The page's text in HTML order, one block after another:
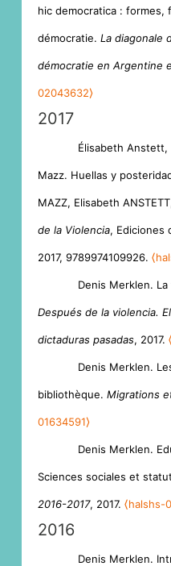
hic democratica : formes,
démocratie. La diagonale
démocratie en Argentine
02043632⟩
2017
Élisabeth
Mazz. Huellas y
MAZZ, Elisabeth
de la Violencia, Ediciones
2017, 9789974109926.
Denis Merklen.
Después de la violencia.
dictaduras pasadas, 2017.
Denis Merklen.
bibliothèque. Migrations
01634591⟩
Denis Merklen.
Sciences sociales et
2016-2017, 2017. ⟨halshs-
2016
Denis Merklen.